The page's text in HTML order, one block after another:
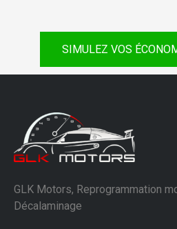
SIMULEZ VOS
GLK Motors, Reprogrammation
Décalaminage